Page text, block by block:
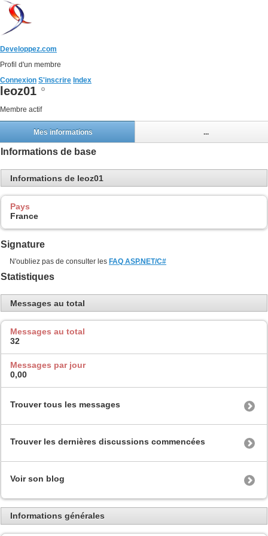
Developpez.com
Profil d'un membre
Connexion S'inscrire Index
leoz01
Membre actif
Mes informations ...
Informations de base
Informations de leoz01
Pays
France
Signature
N'oubliez pas de consulter les FAQ ASP.NET/C#
Statistiques
Messages au total
Messages au total
32
Messages par jour
0,00
Trouver tous les messages
Trouver les dernières discussions commencées
Voir son blog
Informations générales